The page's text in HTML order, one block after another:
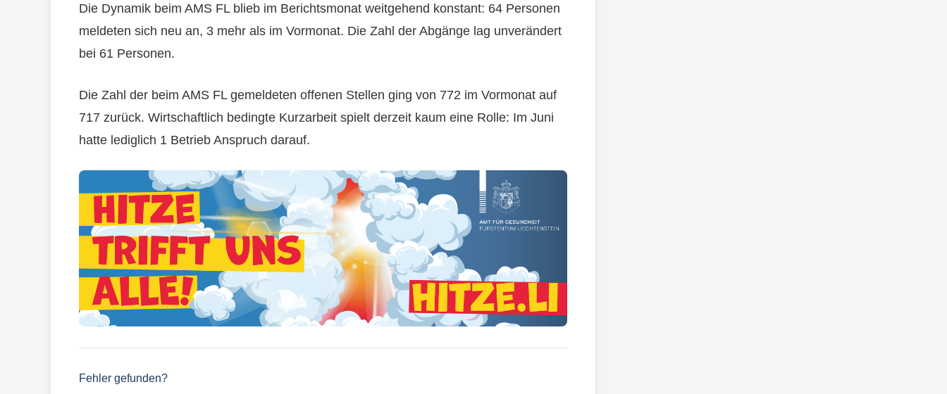
Die Dynamik beim AMS FL blieb im Berichtsmonat weitgehend konstant: 64 Personen
meldeten sich neu an, 3 mehr als im Vormonat. Die Zahl der Abgänge lag unverändert
bei 61 Personen.
Die Zahl der beim AMS FL gemeldeten offenen Stellen ging von 772 im Vormonat auf
717 zurück. Wirtschaftlich bedingte Kurzarbeit spielt derzeit kaum eine Rolle: Im Juni
hatte lediglich 1 Betrieb Anspruch darauf.
Fehler gefunden?